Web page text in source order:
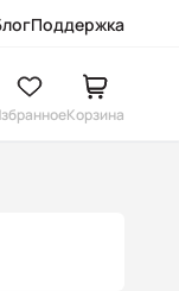
Поддержка
Корзина